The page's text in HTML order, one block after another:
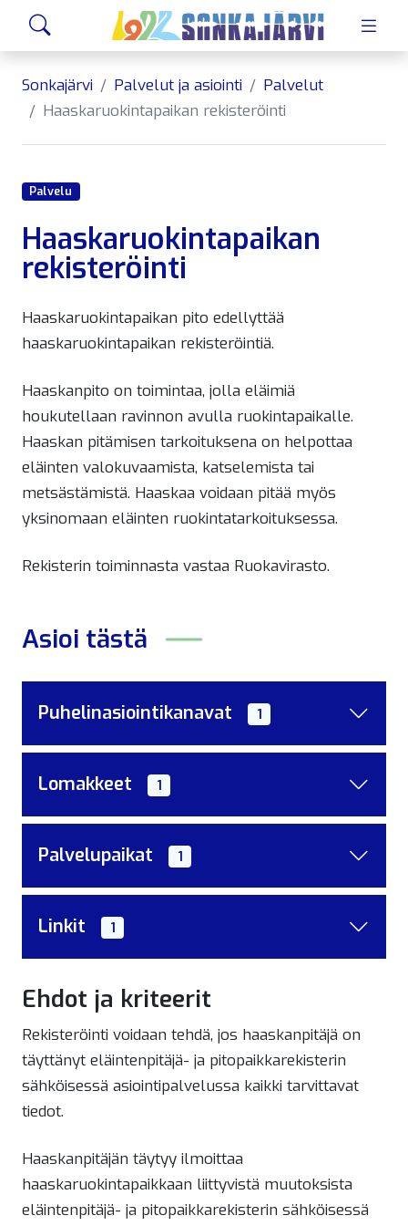
Siirry sivusisältöön
Sonkajärvi Palvelut ja asiointi
Palvelut
Haaskaruokintapaikan rekisteröinti
Palvelu
Haaskaruokintapaikan
rekisteröinti
Haaskaruokintapaikan pito edellyttää
haaskaruokintapaikan rekisteröintiä.
Haaskanpito on toimintaa, jolla eläimiä
houkutellaan ravinnon avulla ruokintapaikalle.
Haaskan pitämisen tarkoituksena on helpottaa
eläinten valokuvaamista, katselemista tai
metsästämistä. Haaskaa voidaan pitää myös
yksinomaan eläinten ruokintatarkoituksessa.
Rekisterin toiminnasta vastaa Ruokavirasto.
Asioi tästä
Puhelinasiointikanavat 1
Lomakkeet 1
Palvelupaikat 1
Linkit 1
Ehdot ja kriteerit
Rekisteröinti voidaan tehdä, jos haaskanpitäjä on
täyttänyt eläintenpitäjä- ja pitopaikkarekisterin
sähköisessä asiointipalvelussa kaikki tarvittavat
tiedot.
Haaskanpitäjän täytyy ilmoittaa
haaskaruokintapaikkaan liittyvistä muutoksista
eläintenpitäjä- ja pitopaikkarekisterin sähköisessä